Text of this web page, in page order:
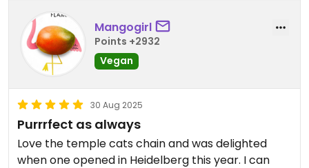
Mangogirl
Points +2932
Vegan
30 Aug 2025
Purrrfect as always
Love the temple cats chain and was delighted
when one opened in Heidelberg this year. I can